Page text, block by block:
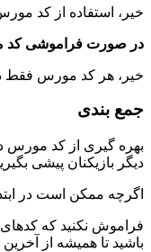
خیر، استفاده از کد
در صورت فراموشی کد
خیر، هر کد مورس فقط
جمع‌ بندی
بهره‌ گیری از کد مورس
دیگر بازیکنان پیشی
اگرچه ممکن است در
فراموش نکنید که کدهای
باشید تا همیشه از